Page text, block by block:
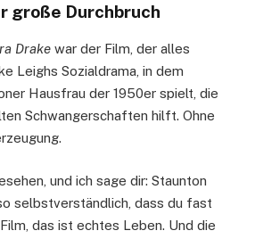
große Durchbruch
Drake war der Film, der alles
Leighs Sozialdrama, in dem
Hausfrau der 1950er spielt, die
Schwangerschaften hilft. Ohne
und ich sage dir: Staunton
selbstverständlich, dass du fast
das ist echtes Leben. Und die